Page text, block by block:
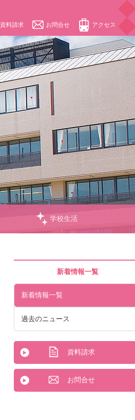
学校生活
資料請求 お問合せ アクセス
新着情報一覧
新着情報一覧
過去のニュース
資料請求
お問合せ